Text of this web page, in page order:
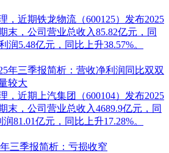
，近期铁龙物流（600125）发布2025
末，公司营业总收入85.82亿元，同
润5.48亿元，同比上升38.57%。
年三季报简析：营收净利润同比双双
较大
，近期上汽集团（600104）发布2025
末，公司营业总收入4689.9亿元，同
81.01亿元，同比上升17.28%。
三季报简析：亏损收窄